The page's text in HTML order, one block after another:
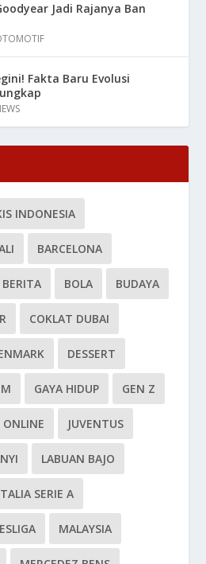
Jadi Rajanya Ban
Fakta Baru Evolusi
INDONESIA
BARCELONA
BERITA BOLA BUDAYA
COKLAT DUBAI
DESSERT
GAYA HIDUP GEN Z
ONLINE JUVENTUS
LABUAN BAJO
SERIE A
MALAYSIA